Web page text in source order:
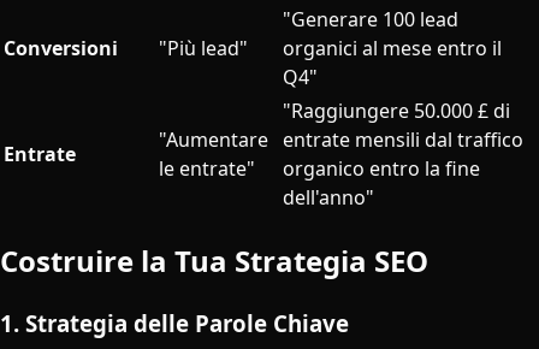
Conversioni "Più lead"
"Generare 100 lead
organici al mese entro il
Q4"
Entrate
"Aumentare
le entrate"
"Raggiungere 50.000 £ di
entrate mensili dal traffico
organico entro la fine
dell'anno"
Costruire la Tua Strategia SEO
1. Strategia delle Parole Chiave